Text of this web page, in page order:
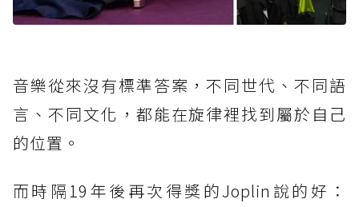
音樂從來沒有標準答案，不同世代、不同語
言、不同文化，都能在旋律裡找到屬於自己
的位置。
而時隔19年後再次得獎的Joplin說的好：